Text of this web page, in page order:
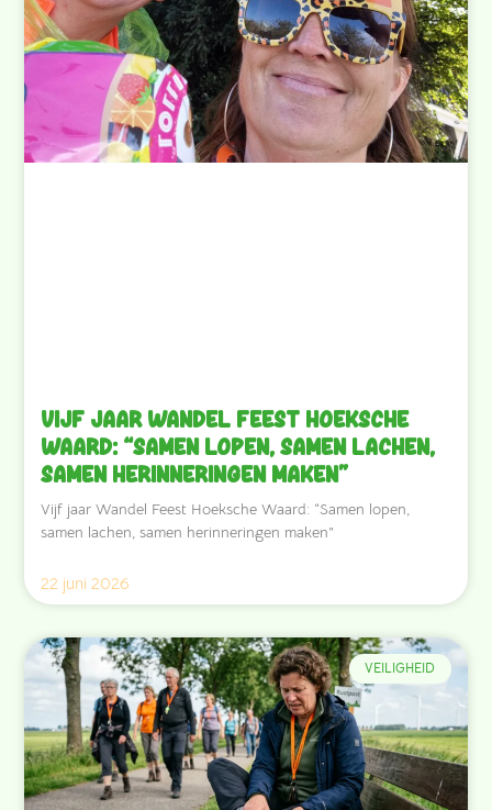
Vijf jaar Wandel Feest Hoeksche
Waard: “Samen lopen, samen lachen,
samen herinneringen maken”
Vijf jaar Wandel Feest Hoeksche Waard: “Samen lopen,
samen lachen, samen herinneringen maken”
22 juni 2026
VEILIGHEID